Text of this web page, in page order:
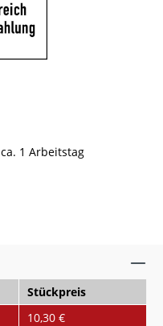
1 Arbeitstag
Stückpreis
10,30 €